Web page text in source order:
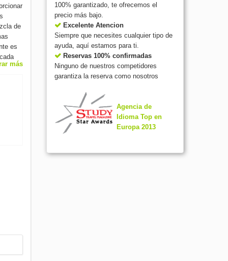
de
es
más
100% garantizado, te ofrecemos el
precio más bajo.
Excelente Atencion
Siempre que necesites cualquier tipo de
ayuda, aquí estamos para ti.
Reservas 100% confirmadas
Ninguno de nuestros competidores
garantiza la reserva como nosotros
Agencia de
Idioma Top en
Europa 2013